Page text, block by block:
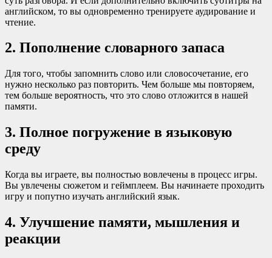
английском, то вы одновременно тренируете аудирование и
чтение.
2. Пополнение словарного запаса
Для того, чтобы запомнить слово или словосочетание, его
нужно несколько раз повторить. Чем больше мы повторяем,
тем больше вероятность, что это слово отложится в нашей
памяти.
3. Полное погружение в языковую
среду
Когда вы играете, вы полностью вовлечены в процесс игры.
Вы увлечены сюжетом и геймплеем. Вы начинаете проходить
игру и попутно изучать английский язык.
4. Улучшение памяти, мышления и
реакции